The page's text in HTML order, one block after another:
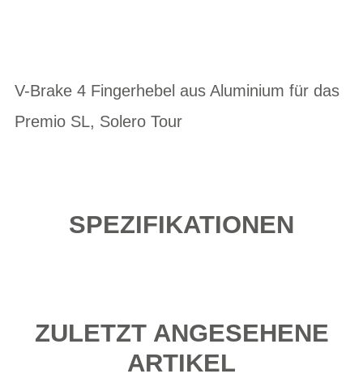
V-Brake 4 Fingerhebel aus Aluminium für das
Premio SL, Solero Tour
SPEZIFIKATIONEN
ZULETZT ANGESEHENE
ARTIKEL